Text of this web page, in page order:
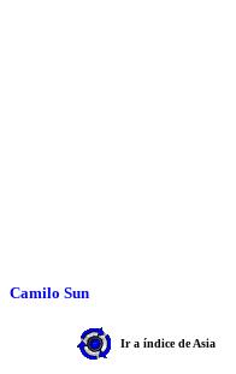
Camilo Sun
Ir a índice de Asia